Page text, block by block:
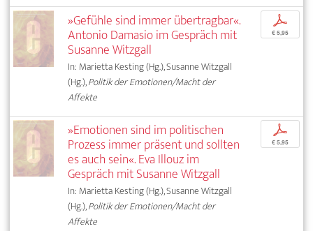
»Gefühle sind immer übertragbar«.
Antonio Damasio im Gespräch mit
Susanne Witzgall
In: Marietta Kesting (Hg.), Susanne Witzgall
(Hg.),Politik der Emotionen/Macht der
Affekte
p
€ 5,95
»Emotionen sind im politischen
Prozess immer präsent und sollten
es auch sein«. Eva Illouz im
Gespräch mit Susanne Witzgall
In: Marietta Kesting (Hg.), Susanne Witzgall
(Hg.),Politik der Emotionen/Macht der
Affekte
p
€ 5,95